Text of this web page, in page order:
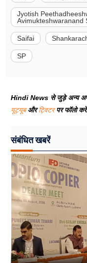
Jyotish
Avimukteshwaranand
Saifai
SP
Hindi News से जुड़े अन्य
यूट्यूबऔरट्विटरपर फॉलो
संबंधित खबरें